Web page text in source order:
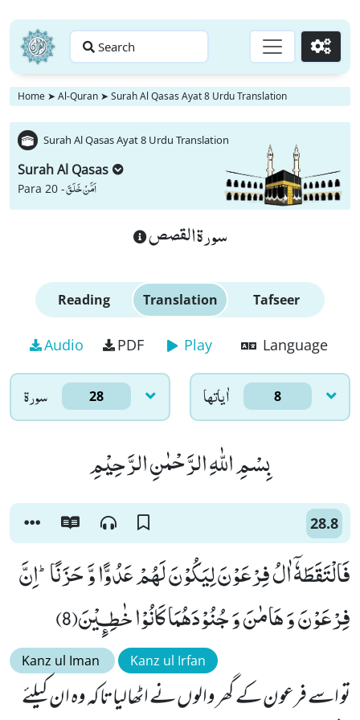
Search Go
Home ➤ Al-Quran ➤ Surah Al Qasas Ayat 8 Urdu Translation
Surah Al Qasas Ayat 8 Urdu Translation
Surah Al Qasas
Para 20 -اَمَّنْ خَلَقَ
سورة القصص
Reading Translation Tafseer
Audio PDF Play Language
سورۃ 28 اٰياتها 8
بِسْمِ اللّٰهِ الرَّحْمٰنِ الرَّحِیْمِ
28.8
فَالْتَقَطَهٗۤ اٰلُ فِرْعَوْنَ لِیَكُوْنَ لَهُمْ عَدُوًّا وَّ حَزَنًاؕ-اِنَّ
فِرْعَوْنَ وَ هَامٰنَ وَ جُنُوْدَهُمَا كَانُوْا خٰطِـٕیْنَ(8)
Kanz ul Iman Kanz ul Irfan
تو اسے فرعون کے گھر والوں نے اٹھالیا تاکہ وہ ان کیلئے